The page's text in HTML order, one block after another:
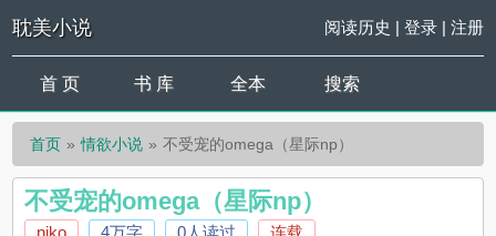
耽美小说 阅读历史 | 登录| 注册
首 页 书 库 全本 搜索
首页 情欲小说 不受宠的omega（星际np）
不受宠的omega（星际np）
niko 4万字 0人读过 连载